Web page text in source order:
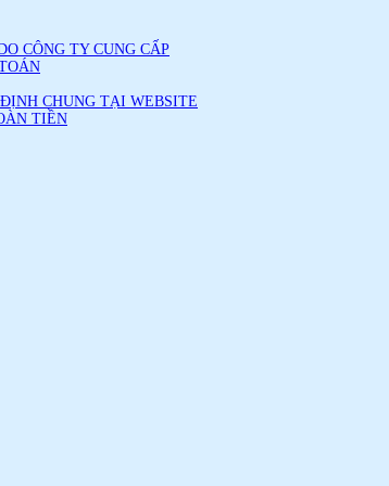
CÔNG TY CUNG CẤP
CHUNG TẠI WEBSITE
TIỀN